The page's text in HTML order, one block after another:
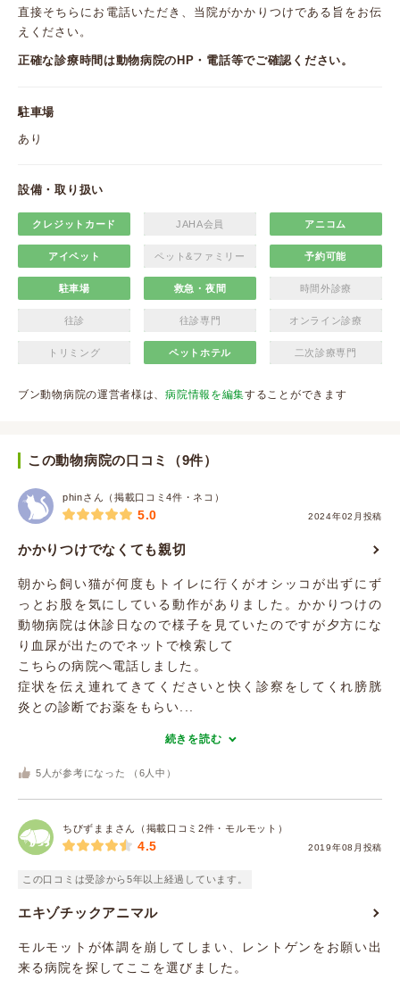
直接そちらにお電話いただき、当院がかかりつけである旨をお伝
えください。
正確な診療時間は動物病院のHP・電話等でご確認ください。
駐車場
あり
設備・取り扱い
クレジットカード JAHA会員 アニコム
アイペット ペット&ファミリー 予約可能
駐車場 救急・夜間 時間外診療
往診 往診専門 オンライン診療
トリミング ペットホテル 二次診療専門
ブン動物病院の運営者様は、病院情報を編集することができます
この動物病院の口コミ（9件）
phinさん（掲載口コミ4件・ネコ）
2024年02月投稿
5.0
かかりつけでなくても親切
朝から飼い猫が何度もトイレに行くがオシッコが出ずにず
っとお股を気にしている動作がありました。かかりつけの
動物病院は休診日なので様子を見ていたのですが夕方にな
り血尿が出たのでネットで検索して
こちらの病院へ電話しました。
症状を伝え連れてきてくださいと快く診察をしてくれ膀胱
炎との診断でお薬をもらい...
続きを読む
5 人が参考になった （ 6 人中）
ちびずままさん（掲載口コミ2件・モルモット）
2019年08月投稿
4.5
この口コミは受診から5年以上経過しています。
エキゾチックアニマル
モルモットが体調を崩してしまい、レントゲンをお願い出
来る病院を探してここを選びました。